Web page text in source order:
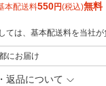
本配送料550円(税込)無料
ては、基本配送料を当社が
にお届け
返品について